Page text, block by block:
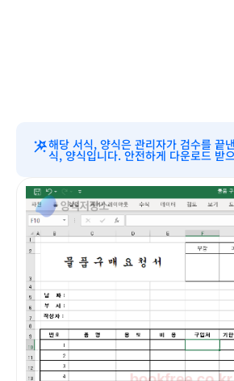
해당 서식, 양식은 관리자가 검수를 끝
식, 양식입니다. 안전하게 다운로드 받